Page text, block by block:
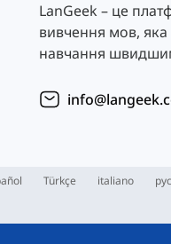
LanGeek – це
вивчення мов,
навчання
Türkçe italiano